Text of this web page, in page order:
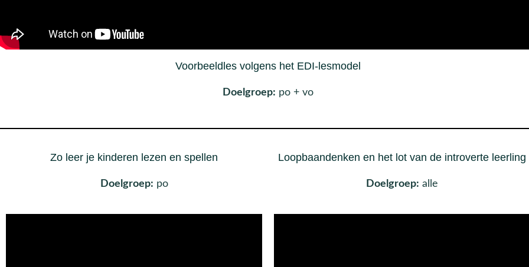
Voorbeeldles volgens het EDI-lesmodel
Doelgroep: po + vo
Zo leer je kinderen lezen en spellen
Doelgroep: po
Loopbaandenken en het lot van de introverte leerling
Doelgroep: alle